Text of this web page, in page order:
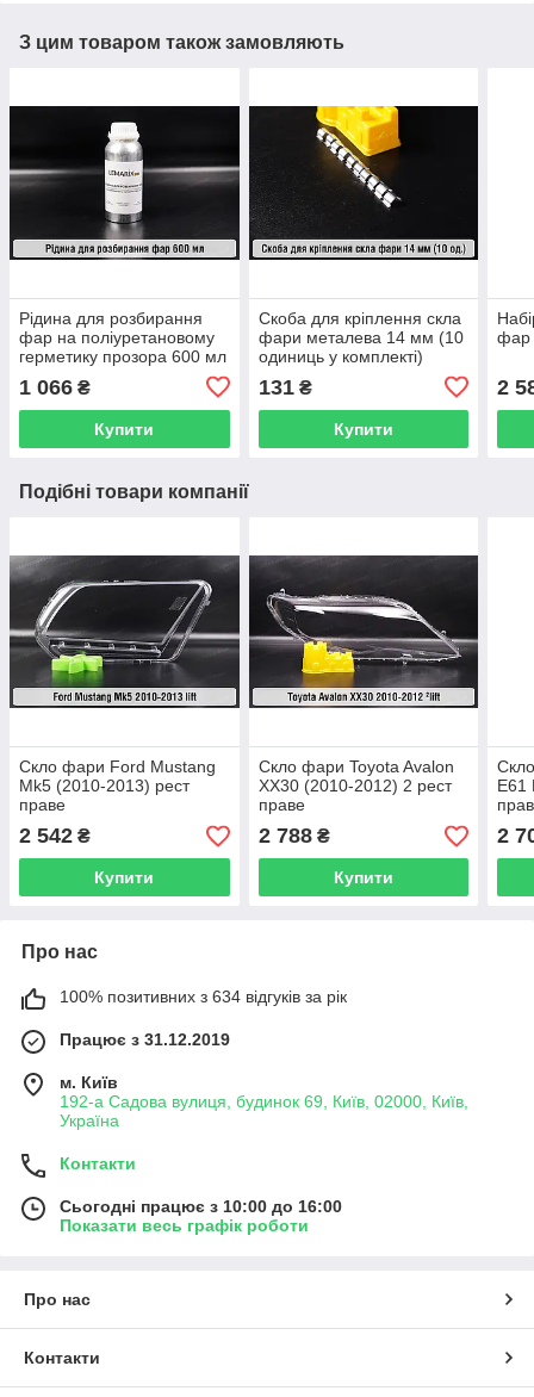
З цим товаром також замовляють
Рідина для розбирання
фар на поліуретановому
герметику прозора 600 мл
1 066 ₴
Купити
Скоба для кріплення скла
фари металева 14 мм (10
одиниць у комплекті)
131₴
Купити
фар
2
Подібні товари компанії
Скло фари Ford Mustang
Mk5 (2010-2013) рест
праве
2 542 ₴
Купити
Скло фари Toyota Avalon
XX30 (2010-2012) 2 рест
праве
2 788₴
Купити
E61
2
Про нас
100% позитивних з 634 відгуків за рік
Працює з 31.12.2019
м. Київ
192-а Садова вулиця, будинок 69, Київ, 02000, Київ,
Україна
Контакти
Сьогодні працює з 10:00 до 16:00
Показати весь графік роботи
Про нас
Контакти